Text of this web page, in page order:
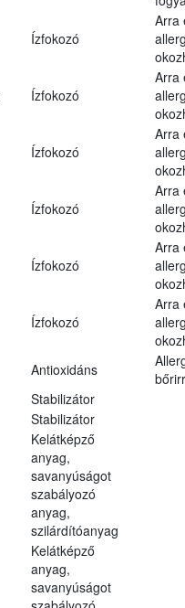
Ízfokozó
Arra
Ízfokozó
Arra
Ízfokozó
Arra
Ízfokozó
Arra
Ízfokozó
Arra
Ízfokozó
Arra
Antioxidáns
Stabilizátor
Stabilizátor
Kelátképző
anyag,
savanyúságot
szabályozó
anyag,
szilárdítóanyag
Kelátképző
anyag,
savanyúságot